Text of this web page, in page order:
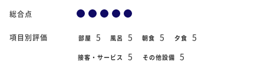
総合点
項目別評価 部屋 5 風呂 5 朝食 5 夕食 5
接客・サービス 5 その他設備 5